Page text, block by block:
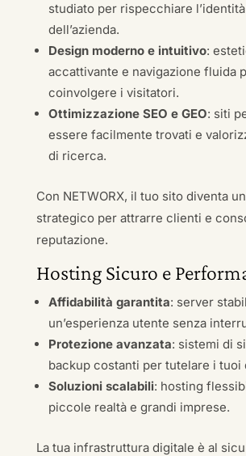
studiato per rispecchiare
dell’azienda.
Design moderno e intuitivo:
accattivante e navigazione fluida
coinvolgere i visitatori.
Ottimizzazione SEO e GEO: siti
essere facilmente trovati e
di ricerca.
Con NETWORX, il tuo sito diventa
strategico per attrarre clienti e
reputazione.
Hosting Sicuro e
Affidabilità garantita: server
un’esperienza utente senza
Protezione avanzata: sistemi di
backup costanti per tutelare i tuoi
Soluzioni scalabili: hosting
piccole realtà e grandi imprese.
La tua infrastruttura digitale è al